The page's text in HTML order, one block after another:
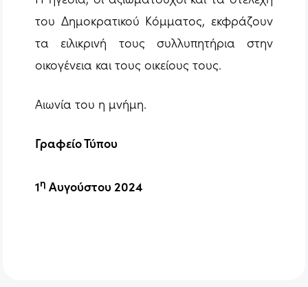
του Δημοκρατικού Κόμματος, εκφράζουν
τα ειλικρινή τους συλλυπητήρια στην
οικογένεια και τους οικείους τους.
Αιωνία του η μνήμη.
Γραφείο Τύπου
1η Αυγούστου 2024